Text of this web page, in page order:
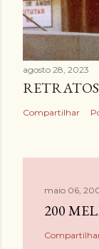
agosto 28, 2023
Compartilhar
maio 06,
200